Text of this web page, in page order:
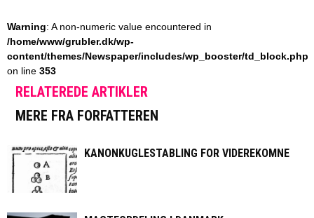
Warning: A non-numeric value encountered in
/home/www/grubler.dk/wp-
content/themes/Newspaper/includes/wp_booster/td_block.php
on line 353
RELATEREDE ARTIKLER
MERE FRA FORFATTEREN
KANONKUGLESTABLING FOR VIDEREKOMNE